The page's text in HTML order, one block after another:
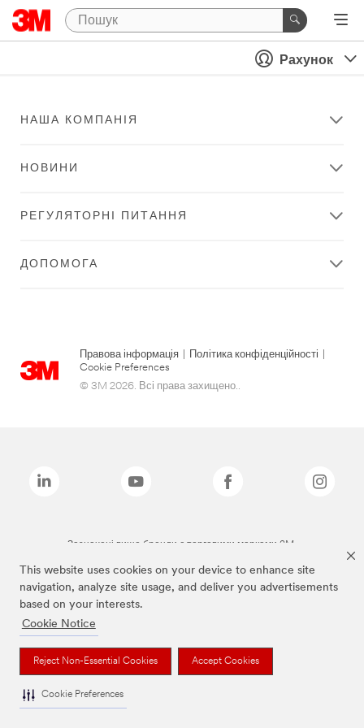
This website uses cookies on your device to enhance site
navigation, analyze site usage, and deliver you advertisements
based on your interests.
Cookie Notice
Reject Non-Essential Cookies Accept Cookies
Cookie Preferences
Рахунок
НАША КОМПАНІЯ
НОВИНИ
РЕГУЛЯТОРНІ ПИТАННЯ
ДОПОМОГА
Правова інформація Політика конфіденційності
Cookie Preferences
© 3M 2026. Всі права захищено..
Зазначені вище бренди є торговими марками 3M.